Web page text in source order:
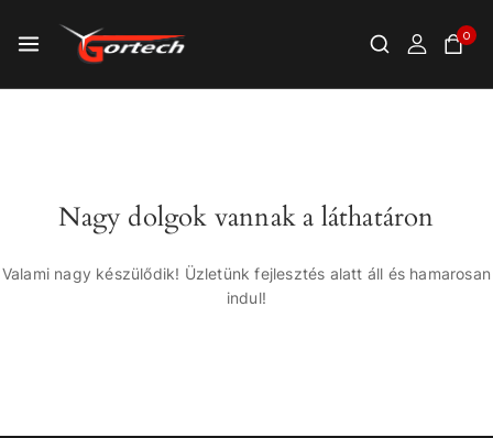
0
Nagy dolgok vannak a láthatáron
Valami nagy készülődik! Üzletünk fejlesztés alatt áll és hamarosan
indul!